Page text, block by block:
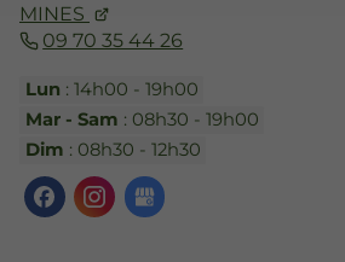
MINES
09 70 35 44 26
Lun : 14h00 - 19h00
Mar - Sam : 08h30 - 19h00
Dim : 08h30 - 12h30